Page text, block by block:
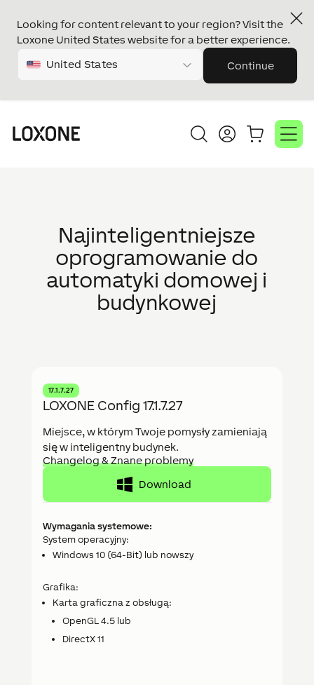
Looking for content relevant to your region? Visit the
Loxone United States website for a better experience.
United States Continue
Najinteligentniejsze
oprogramowanie do
automatyki domowej i
budynkowej
17.1.7.27
LOXONE Config 17.1.7.27
Miejsce, w którym Twoje pomysły zamieniają
się w inteligentny budynek.
Changelog & Znane problemy
Download
Wymagania systemowe:
System operacyjny:
Windows 10 (64-Bit) lub nowszy
Grafika:
Karta graficzna z obsługą:
OpenGL 4.5 lub
DirectX 11